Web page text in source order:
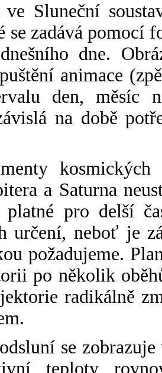
ve Sluneční
se zadává pomocí
dne.
animace
den, měsíc
na době
a Saturna
platné pro delší
určení, neboť je
požadujeme.
po několik
radikálně
se
teploty